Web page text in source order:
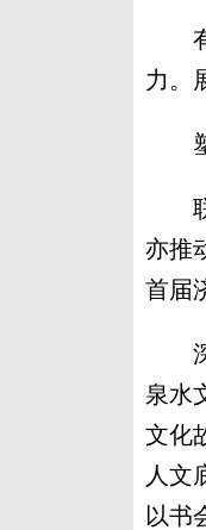
有
力。
塑
联
亦推
首届
深
泉水
文化
人文
以书